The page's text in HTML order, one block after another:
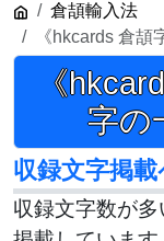
倉頡輸入法
《hkcards 倉
《
字の
収録文字掲
収録文字数が